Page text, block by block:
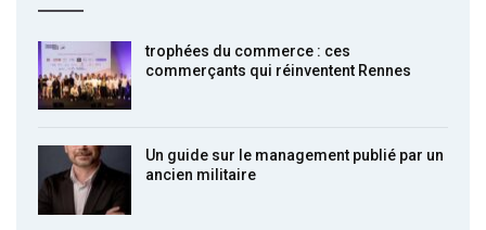
trophées du commerce : ces
commerçants qui réinventent Rennes
Un guide sur le management publié par un
ancien militaire